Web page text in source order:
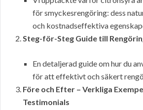
för smyckesrengöring: dess
och kostnadseffektiva
Steg-för-Steg Guide till
En detaljerad guide om hur du
för att effektivt och säkert
Före och Efter – Verkliga
Testimonials